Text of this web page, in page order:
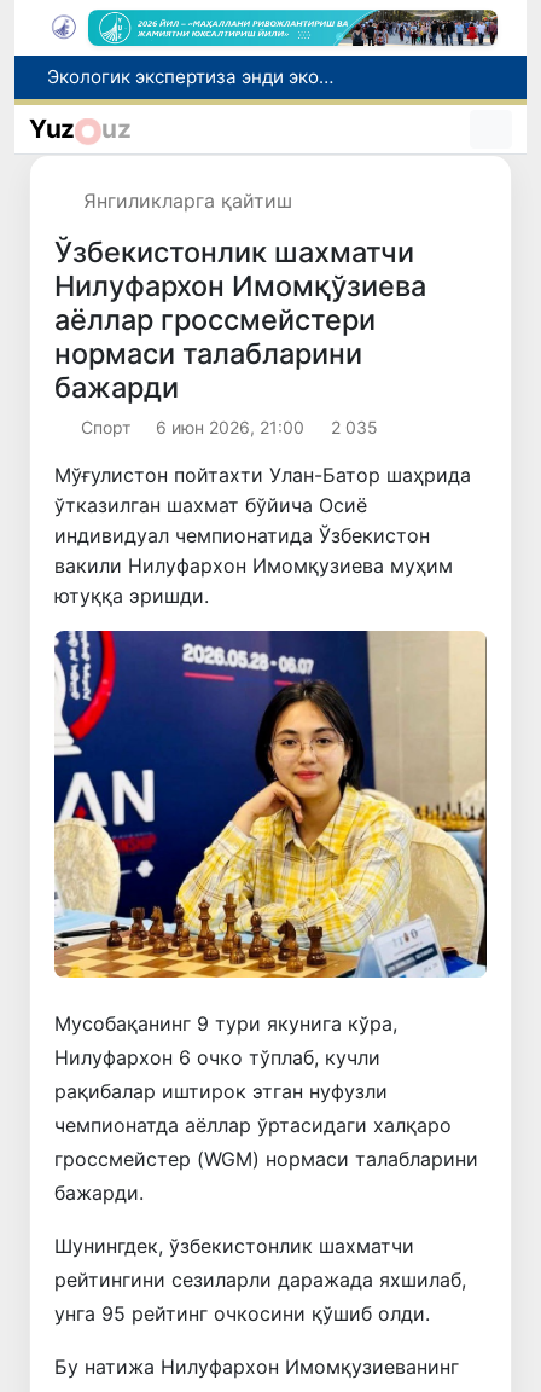
Дам олиш кунлари Ўзбекистонда ҳаво 42 даражагача исийди
Олтой Республикасидан Ўзбекистонга 30 минг бошга яқин қорамол етказиб берилди
Yuz uz
Янгиликларга қайтиш
Ўзбекистонлик шахматчи
Нилуфархон Имомқўзиева
аёллар гроссмейстери
нормаси талабларини
бажарди
Спорт 6 июн 2026, 21:00 2 035
Мўғулистон пойтахти Улан-Батор шаҳрида
ўтказилган шахмат бўйича Осиё
индивидуал чемпионатида Ўзбекистон
вакили Нилуфархон Имомқузиева муҳим
ютуққа эришди.
Мусобақанинг 9 тури якунига кўра,
Нилуфархон 6 очко тўплаб, кучли
рақибалар иштирок этган нуфузли
чемпионатда аёллар ўртасидаги халқаро
гроссмейстер (WGM) нормаси талабларини
бажарди.
Шунингдек, ўзбекистонлик шахматчи
рейтингини сезиларли даражада яхшилаб,
унга 95 рейтинг очкосини қўшиб олди.
Бу натижа Нилуфархон Имомқузиеванинг